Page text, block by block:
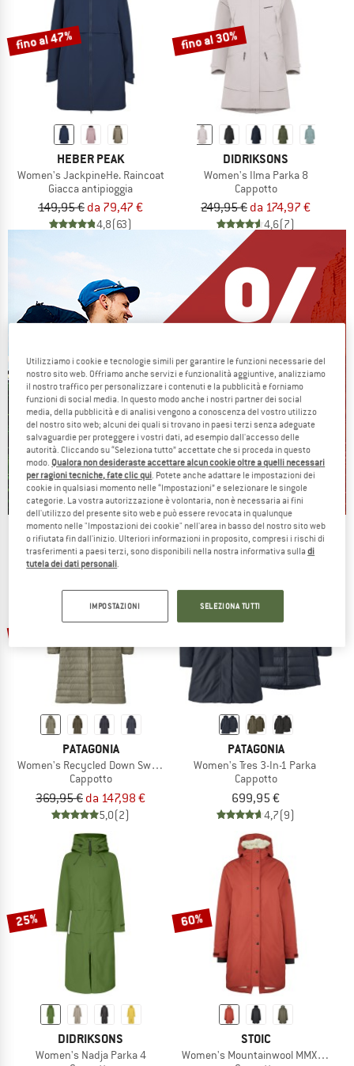
fino al 47%
HEBER PEAK
Women's JackpineHe. Raincoat
Giacca antipioggia
149,95 € da 79,47 €
4,8(63)
fino al 30%
DIDRIKSONS
Women's Ilma Parka 8
Cappotto
249,95 € da 174,97 €
4,6(7)
Our summer sale enters its next
phase
TO THE SALE
fino al 60%
PATAGONIA
Women's Recycled Down Sweater Parka
Cappotto
369,95 € da 147,98 €
5,0(2)
PATAGONIA
Women's Tres 3-In-1 Parka
Cappotto
699,95 €
4,7(9)
25%
DIDRIKSONS
Women's Nadja Parka 4
60%
STOIC
Women's Mountainwool MMXX
Utilizziamo i cookie e tecnologie simili per garantire le funzioni necessarie del
nostro sito web. Offriamo anche servizi e funzionalità aggiuntive, analizziamo
il nostro traffico per personalizzare i contenuti e la pubblicità e forniamo
funzioni di social media. In questo modo anche i nostri partner dei social
media, della pubblicità e di analisi vengono a conoscenza del vostro utilizzo
del nostro sito web; alcuni dei quali si trovano in paesi terzi senza adeguate
salvaguardie per proteggere i vostri dati, ad esempio dall'accesso delle
autorità. Cliccando su “Seleziona tutto” accettate che si proceda in questo
modo. Qualora non desideraste accettare alcun cookie oltre a quelli necessari
per ragioni tecniche, fate clic qui. Potete anche adattare le impostazioni dei
cookie in qualsiasi momento nelle “Impostazioni” e selezionare le singole
categorie. La vostra autorizzazione è volontaria, non è necessaria ai fini
dell'utilizzo del presente sito web e può essere revocata in qualunque
momento nelle "Impostazioni dei cookie" nell'area in basso del nostro sito web
o rifiutata fin dall'inizio. Ulteriori informazioni in proposito, compresi i rischi di
trasferimenti a paesi terzi, sono disponibili nella nostra informativa sulladi
tutela dei dati personali.
IMPOSTAZIONI SELEZIONA TUTTI